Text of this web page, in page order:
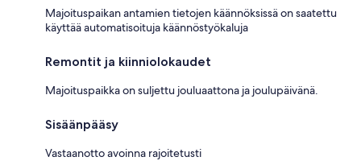
Majoituspaikan antamien tietojen käännöksissä on saatettu
käyttää automatisoituja käännöstyökaluja
Remontit ja kiinniolokaudet
Majoituspaikka on suljettu jouluaattona ja joulupäivänä.
Sisäänpääsy
Vastaanotto avoinna rajoitetusti